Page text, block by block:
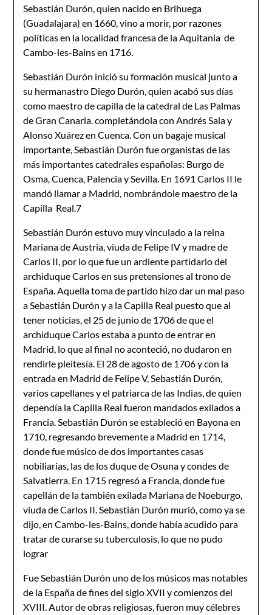
Sebastián Durón, quien nacido en Brihuega
(Guadalajara) en 1660, vino a morir, por razones
políticas en la localidad francesa de la Aquitania de
Cambo-les-Bains en 1716.
Sebastián Durón inició su formación musical junto a
su hermanastro Diego Durón, quien acabó sus días
como maestro de capilla de la catedral de Las Palmas
de Gran Canaria. completándola con Andrés Sala y
Alonso Xuárez en Cuenca. Con un bagaje musical
importante, Sebastián Durón fue organistas de las
más importantes catedrales españolas: Burgo de
Osma, Cuenca, Palencia y Sevilla. En 1691 Carlos II le
mandó llamar a Madrid, nombrándole maestro de la
Capilla Real.7
Sebastián Durón estuvo muy vinculado a la reina
Mariana de Austria, viuda de Felipe IV y madre de
Carlos II, por lo que fue un ardiente partidario del
archiduque Carlos en sus pretensiones al trono de
España. Aquella toma de partido hizo dar un mal paso
a Sebastián Durón y a la Capilla Real puesto que al
tener noticias, el 25 de junio de 1706 de que el
archiduque Carlos estaba a punto de entrar en
Madrid, lo que al final no aconteció, no dudaron en
rendirle pleitesía. El 28 de agosto de 1706 y con la
entrada en Madrid de Felipe V, Sebastián Durón,
varios capellanes y el patriarca de las Indias, de quien
dependía la Capilla Real fueron mandados exilados a
Francia. Sebastián Durón se estableció en Bayona en
1710, regresando brevemente a Madrid en 1714,
donde fue músico de dos importantes casas
nobiliarias, las de los duque de Osuna y condes de
Salvatierra. En 1715 regresó a Francia, donde fue
capellán de la también exilada Mariana de Noeburgo,
viuda de Carlos II. Sebastián Durón murió, como ya se
dijo, en Cambo-les-Bains, donde había acudido para
tratar de curarse su tuberculosis, lo que no pudo
lograr
Fue Sebastián Durón uno de los músicos mas notables
de la España de fines del siglo XVII y comienzos del
XVIII. Autor de obras religiosas, fueron muy célebres